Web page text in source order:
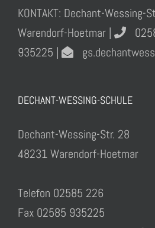
KONTAKT: Dechant-
Warendorf-Hoetmar |
935225 |
DECHANT-WESSING-SCHULE
Dechant-Wessing-Str. 28
48231 Warendorf-Hoetmar
Telefon 02585 226
Fax 02585 935225